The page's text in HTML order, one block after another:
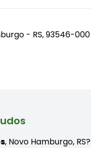
- RS, 93546-000
, Novo Hamburgo, RS?